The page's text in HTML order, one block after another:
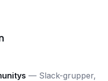
— Slack-grupper,